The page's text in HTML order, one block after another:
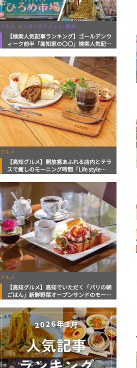
グルメ, エンターテイメント, 観光
【検索人気記事ランキング】ゴールデンウ
ィーク前半「高知家の〇〇」検索人気記事
グルメ
【高知グルメ】開放感あふれる店内とテラ
スで癒しのモーニング時間「Life style
グルメ
【高知グルメ】高知でいただく「パリの朝
ごはん」新鮮野菜オープンサンドのモーニ
Ému（カフェレストエミュ）」